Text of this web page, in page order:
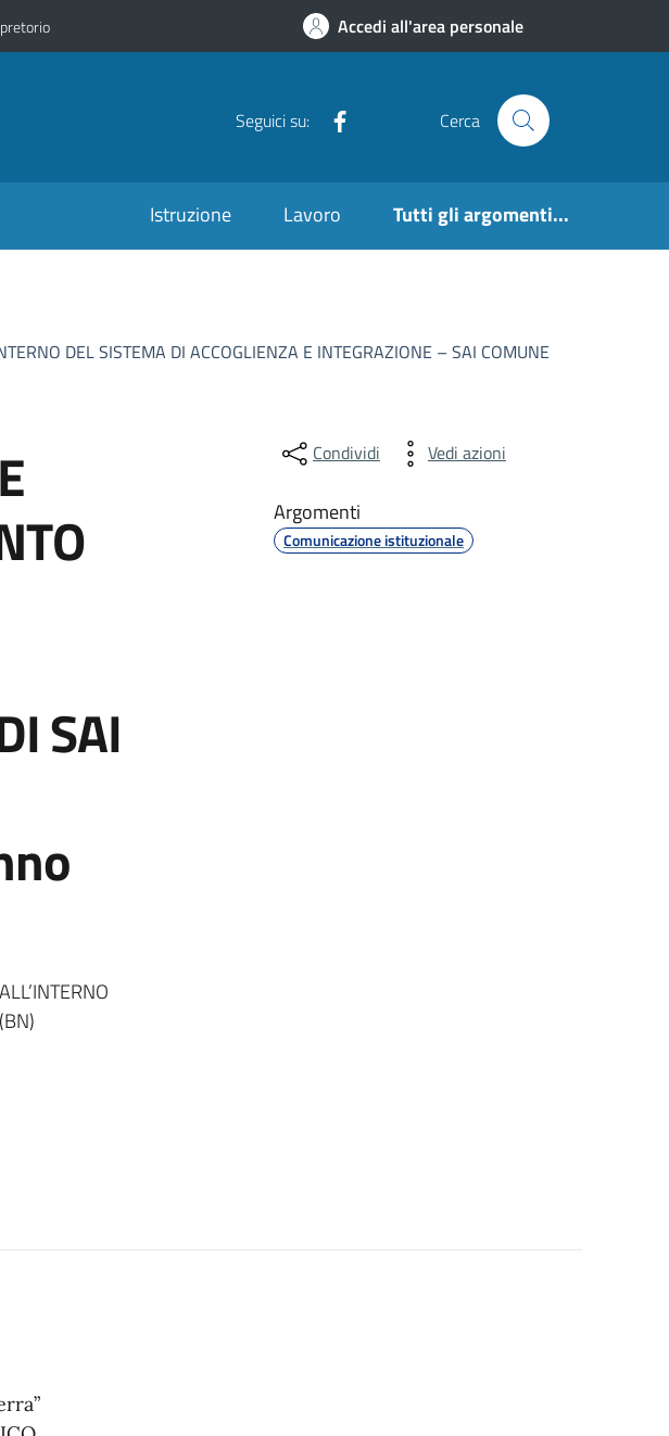
Accedi all'area personale
Seguici su: Cerca
Istruzione Lavoro Tutti gli argomenti...
DEL SISTEMA DI ACCOGLIENZA E INTEGRAZIONE – SAI COMUNE
SAI
Condividi Vedi azioni
Argomenti
Comunicazione istituzionale